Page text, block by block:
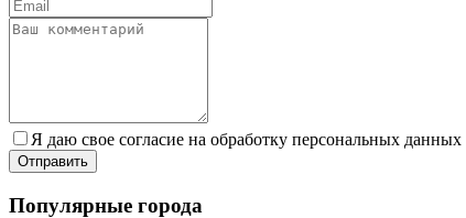
Я даю свое согласие на обработку персональных данных
Популярные города